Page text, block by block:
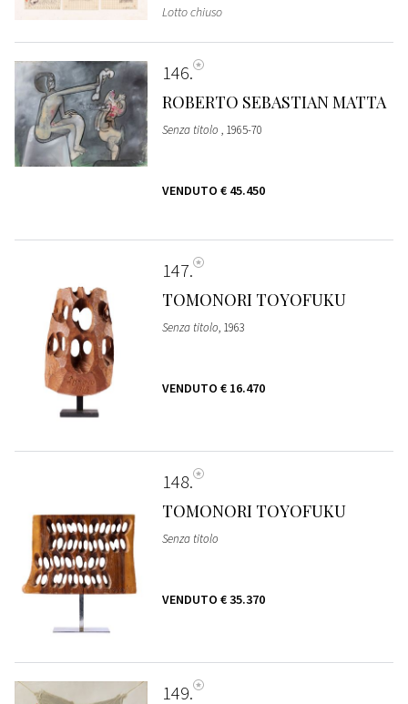
Lotto chiuso
146
ROBERTO SEBASTIAN MATTA
Senza titolo , 1965-70
VENDUTO € 45.450
147
TOMONORI TOYOFUKU
Senza titolo, 1963
VENDUTO € 16.470
148
TOMONORI TOYOFUKU
Senza titolo
VENDUTO € 35.370
149